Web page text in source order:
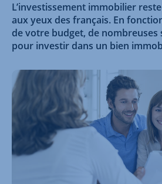
L’investissement immobilier
aux yeux des français. En
de votre budget, de
pour investir dans un bien